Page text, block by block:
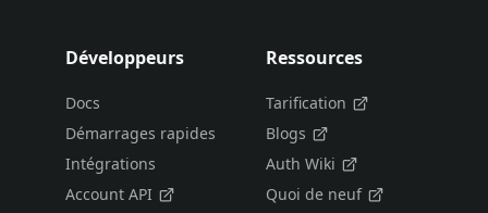
Développeurs
Docs
Démarrages rapides
Intégrations
Account API
Ressources
Tarification
Blogs
Auth Wiki
Quoi de neuf